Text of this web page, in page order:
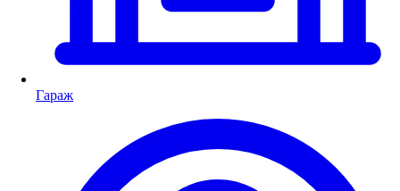
Гараж